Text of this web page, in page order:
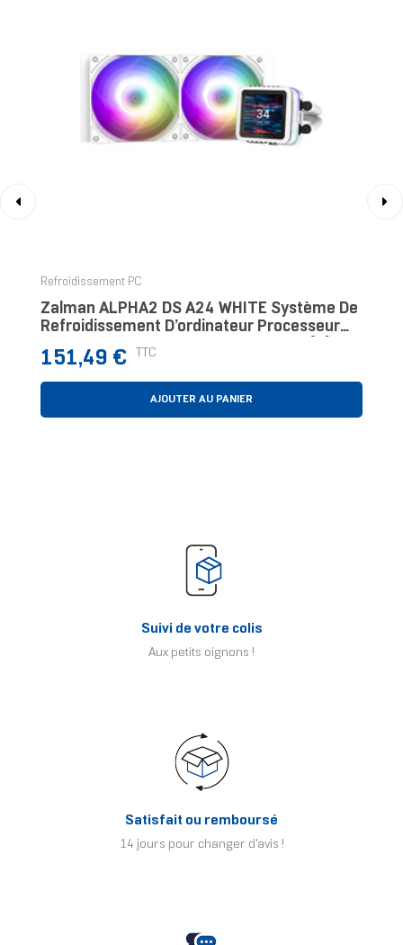
Refroidissement PC
Zalman ALPHA2 DS A24 WHITE Système De
Refroidissement D’ordinateur Processeur
Kit Watercooling 12 Cm Blanc 1 Pièce(s)
Prix
151,49 € TTC
AJOUTER AU PANIER
Suivi de votre colis
Aux petits oignons !
Satisfait ou remboursé
14 jours pour changer d'avis !